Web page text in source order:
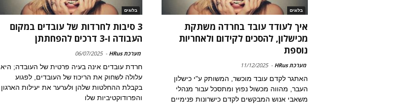
בלוגים
איך לעודד עובד בחרדה משתקת
מכישלון, להסכים לקידום ולאחריות
נוספת
מערכת HRus -
11/12/2025
האתגר לקדם עובד מוכשר, המשותק ע"י כישלון
העבר, מהווה מכשול נפוץ ומתסכל עבור מנהלי
משאבי אנוש המבקשים לקדם כישרונות פנימיים
בלוגים
3 סיבות לחרדות של עובדים במקום
העבודה ו-3 דרכים להפחתתן
מערכת HRus -
06/07/2025
חרדת עובדים אינה בעיה פרטית של העובדה; היא
עלולה לשחוק את הריכוז של העובדים, לפגוע
בקבלת ההחלטות שלהן ולערער את יעילות הארגון
והפרודוקטיביות שלו